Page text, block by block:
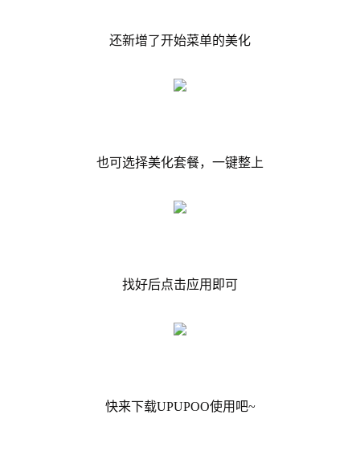
还新增了开始菜单的美化
也可选择美化套餐，一键整上
找好后点击应用即可
快来下载UPUPOO使用吧~